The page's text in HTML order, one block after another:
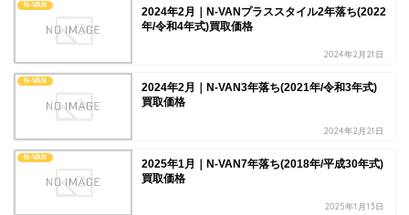
N-VAN
2024年2月｜N-VANプラススタイル2年落ち(2022
年/令和4年式)買取価格
2024年2月21日
N-VAN
2024年2月｜N-VAN3年落ち(2021年/令和3年式)
買取価格
2024年2月21日
N-VAN
2025年1月｜N-VAN7年落ち(2018年/平成30年式)
買取価格
2025年1月13日